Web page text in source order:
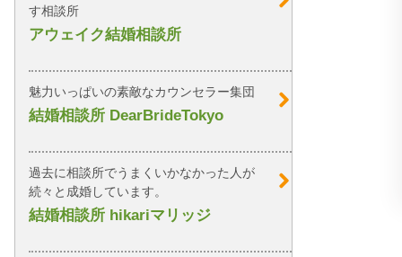
す相談所
アウェイク結婚相談所
魅力いっぱいの素敵なカウンセラー集団
結婚相談所 DearBrideTokyo
過去に相談所でうまくいかなかった人が
続々と成婚しています。
結婚相談所 hikariマリッジ